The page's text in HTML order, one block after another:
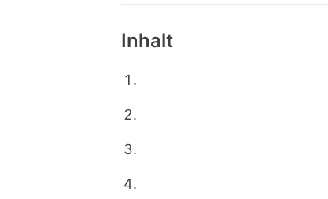
Inhalt